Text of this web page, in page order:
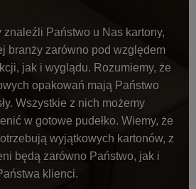
znaleźli Państwo u Nas kartony,
branży zarówno pod względem
jak i wyglądu. Rozumiemy, że
opakowań mają Państwo
Wszystkie z nich możemy
w gotowe pudełko. Wiemy, że
wyjątkowych kartonów, z
będą zarówno Państwo, jak i
klienci.